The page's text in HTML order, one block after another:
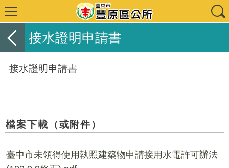
接水證明申請書
接水證明申請書
檔案下載（或附件）
臺中市未領得使用執照建築物申請接用水電許可辦法